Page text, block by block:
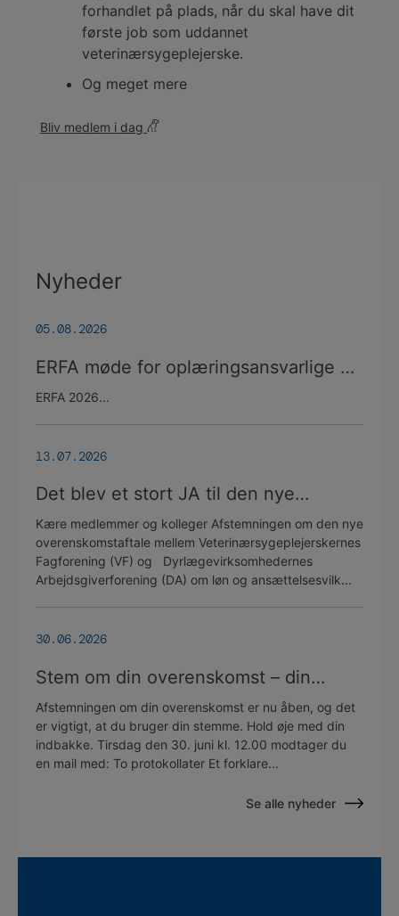
forhandlet på plads, når du skal have dit
første job som uddannet
veterinærsygeplejerske.
Og meget mere
Bliv medlem i dag
Nyheder
05.08.2026
ERFA møde for oplæringsansvarlige på
veterinærsygeplejerske uddannelsen
d.8.+9.+10. september. Se invitationen
herunder.
ERFA 2026...
13.07.2026
Det blev et stort JA til den nye
overenskomstaftale
Kære medlemmer og kolleger Afstemningen om den nye
overenskomstaftale mellem Veterinærsygeplejerskernes
Fagforening (VF) og Dyrlægevirksomhedernes
Arbejdsgiverforening (DA) om løn og ansættelsesvilk...
30.06.2026
Stem om din overenskomst – din
stemme er vigtig!
Afstemningen om din overenskomst er nu åben, og det
er vigtigt, at du bruger din stemme. Hold øje med din
indbakke. Tirsdag den 30. juni kl. 12.00 modtager du
en mail med: To protokollater Et forklare...
Se alle nyheder